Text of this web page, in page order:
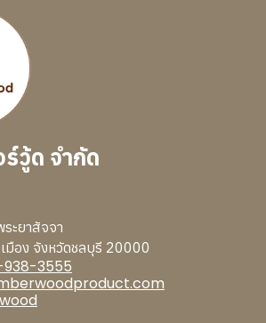
วู้ด จำกัด
ะยาสัจจา
มือง จังหวัดชลบุรี 20000
3555